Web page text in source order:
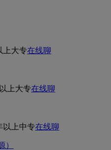
上大专在线聊
上大专在线聊
以上中专在线聊
）